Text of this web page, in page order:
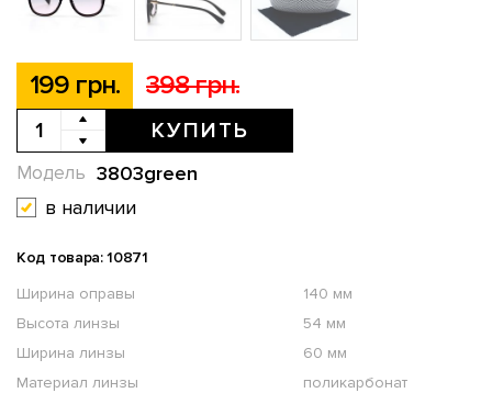
199 грн. 398 грн.
КУПИТЬ
3803green
Модель
в наличии
Код товара: 10871
Ширина оправы
140 мм
Высота линзы
54 мм
Ширина линзы
60 мм
Материал линзы
поликарбонат